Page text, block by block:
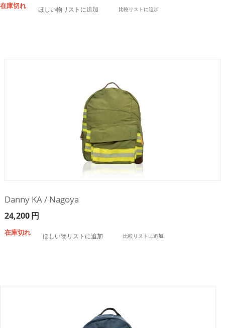
在庫切れ ほしい物リストに追加 比較リストに追加
Danny KA / Nagoya
24,200円
在庫切れ ほしい物リストに追加 比較リストに追加